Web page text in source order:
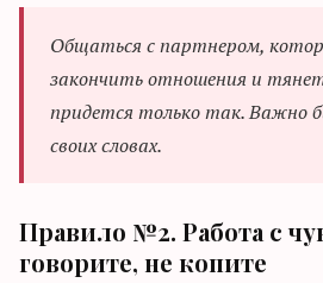
Общаться с партнером,
закончить отношения и
придется только так. Важно
своих словах.
Правило №2. Работа с
говорите, не копите